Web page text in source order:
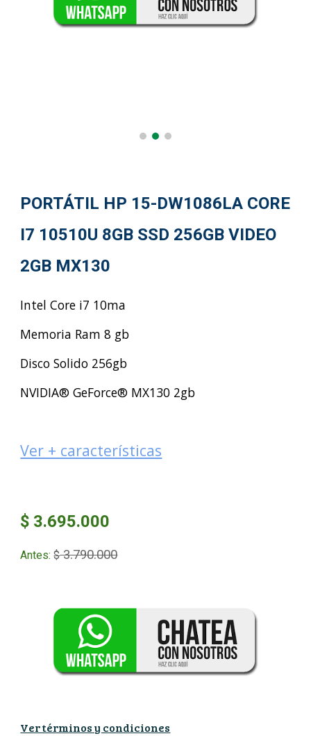
PORTÁTIL HP 15-DW1086LA CORE
I7 10510U 8GB SSD 256GB VIDEO
2GB MX130
Intel Core i7 10ma
Memoria Ram 8 gb
Disco Solido 256gb
NVIDIA® GeForce® MX130 2gb
Ver + características
$ 3.695.000
Antes:$3.790.000
Ver términos y condiciones